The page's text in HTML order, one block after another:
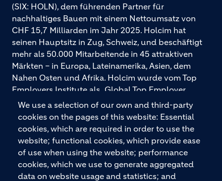
We use a selection of our own and third-party
cookies on the pages of this website: Essential
cookies, which are required in order to use the
website; functional cookies, which provide ease
of use when using the website; performance
cookies, which we use to generate aggregated
data on website usage and statistics; and
(SIX: HOLN), dem führenden Partner für
nachhaltiges Bauen mit einem Nettoumsatz von
CHF 15,7 Milliarden im Jahr 2025. Holcim hat
seinen Hauptsitz in Zug, Schweiz, und beschäftigt
mehr als 50.000 Mitarbeitende in 45 attraktiven
Märkten – in Europa, Lateinamerika, Asien, dem
Nahen Osten und Afrika. Holcim wurde vom Top
Employers Institute als „Global Top Employer
2026“ ausgezeichnet. Holcim bietet hochwertige
Baustoffe und integrierte Baulösungen für den
gesamten Bauprozess – vom Fundament über den
Boden bis zu Wänden und Dächern – mit
Premiummarken wie ECOPact, ECOPlanet,
ECOCycle und Ytong.